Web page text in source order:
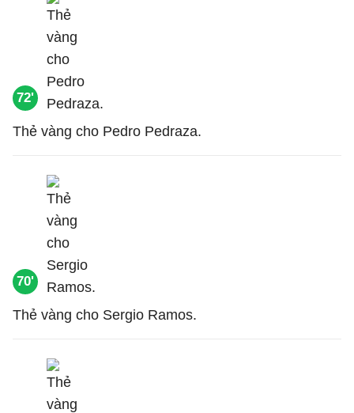
72'
Thẻ vàng cho Pedro Pedraza.
70'
Thẻ vàng cho Sergio Ramos.